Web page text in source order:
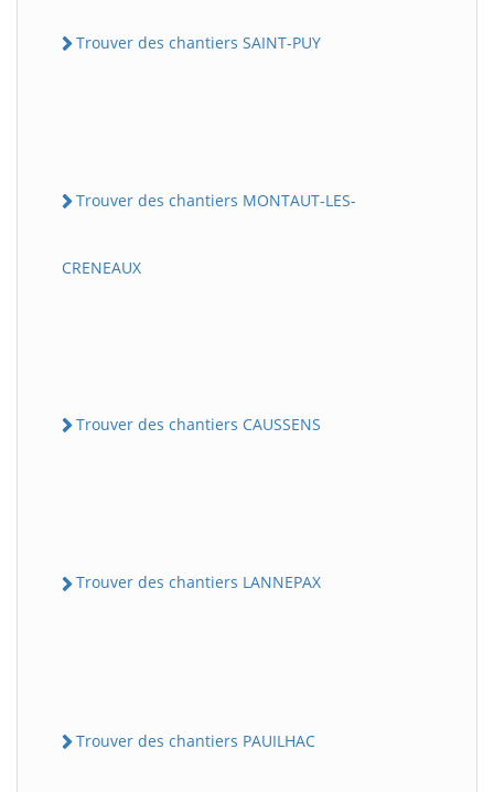
Trouver des chantiers SAINT-PUY
Trouver des chantiers MONTAUT-LES-
CRENEAUX
Trouver des chantiers CAUSSENS
Trouver des chantiers LANNEPAX
Trouver des chantiers PAUILHAC